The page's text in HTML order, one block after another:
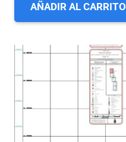
AÑADIR AL CARRITO